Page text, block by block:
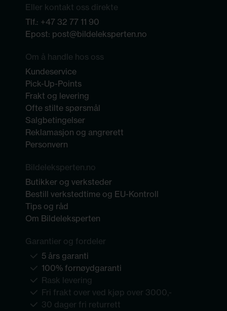
Eller kontakt oss direkte
Tlf.: +47 32 77 11 90
Epost: post@bildeleksperten.no
Om å handle hos oss
Kundeservice
Pick-Up-Points
Frakt og levering
Ofte stilte spørsmål
Salgbetingelser
Reklamasjon og angrerett
Personvern
Bildeleksperten.no
Butikker og verksteder
Bestill verkstedtime og EU-Kontroll
Tips og råd
Om Bildeleksperten
Garantier og fordeler
5 års garanti
100% fornøydgaranti
Rask levering
Fri frakt over ved kjøp over 3000,-
30 dager fri returrett